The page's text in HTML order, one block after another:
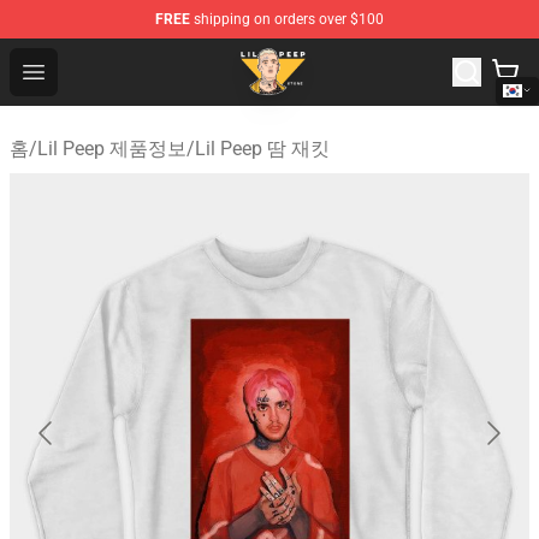
FREE shipping on orders over $100
Open menu
Lil Peep Store - Official Lil Peep Merchandise Shop
홈/Lil Peep 제품정보/Lil Peep 땀 재킷